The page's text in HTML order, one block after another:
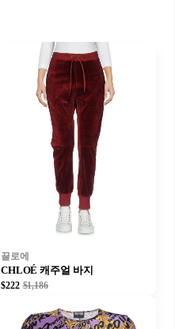
끌로에
CHLOÉ 캐주얼 바지
$222 $1,186